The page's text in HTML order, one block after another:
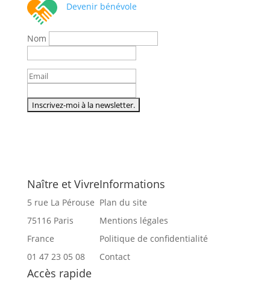
Devenir bénévole
Nom
Naître et Vivre
5 rue La Pérouse
75116 Paris
France
01 47 23 05 08
Informations
Plan du site
Mentions légales
Politique de confidentialité
Contact
Accès rapide